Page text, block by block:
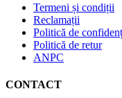
Termeni și condiții
Reclamații
Politică de
Politică de retur
ANPC
CONTACT